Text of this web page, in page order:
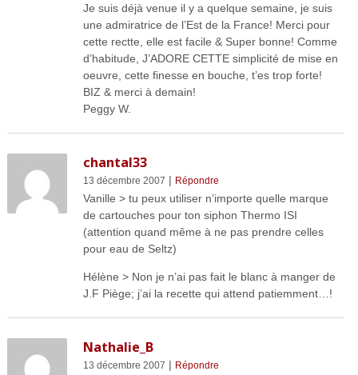
Je suis déjà venue il y a quelque semaine, je suis
une admiratrice de l’Est de la France! Merci pour
cette rectte, elle est facile & Super bonne! Comme
d’habitude, J’ADORE CETTE simplicité de mise en
oeuvre, cette finesse en bouche, t’es trop forte!
BIZ & merci à demain!
Peggy W.
chantal33
13 décembre 2007 | Répondre
Vanille > tu peux utiliser n’importe quelle marque
de cartouches pour ton siphon Thermo ISI
(attention quand même à ne pas prendre celles
pour eau de Seltz)
Hélène > Non je n’ai pas fait le blanc à manger de
J.F Piège; j’ai la recette qui attend patiemment…!
Nathalie_B
13 décembre 2007 | Répondre